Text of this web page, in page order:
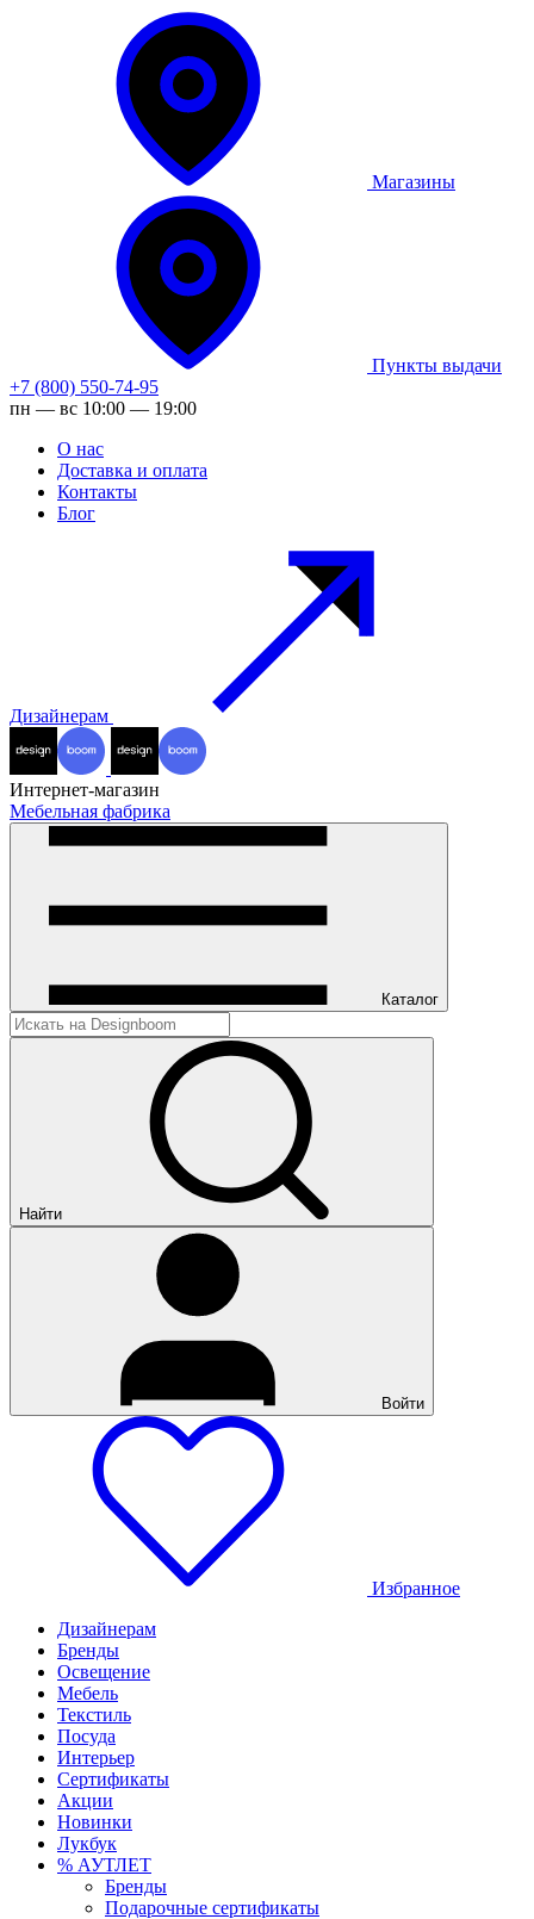
Магазины
Пункты выдачи
+7 (800) 550-74-95
пн — вс 10:00 — 19:00
О нас
Доставка и оплата
Контакты
Блог
Дизайнерам
Интернет-магазин
Мебельная фабрика
Каталог
Найти
Войти
Избранное
Дизайнерам
Бренды
Освещение
Мебель
Текстиль
Посуда
Интерьер
Сертификаты
Акции
Новинки
Лукбук
% АУТЛЕТ
Бренды
Подарочные сертификаты